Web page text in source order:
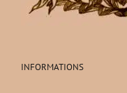
INFORMATIONS